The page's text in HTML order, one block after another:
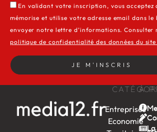
Entreprises
Economie
À
En validant votre inscription, vous acceptez
mémorise et utilise votre adresse email dans le
envoyer notre lettre d’informations. Consulter
politique de confidentialité des données du
JE M'INSCRIS